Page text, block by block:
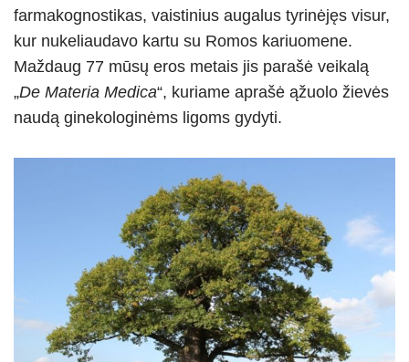
farmakognostikas, vaistinius augalus tyrinėjęs visur,
kur nukeliaudavo kartu su Romos kariuomene.
Maždaug 77 mūsų eros metais jis parašė veikalą
„De Materia Medica“, kuriame aprašė ąžuolo žievės
naudą ginekologinėms ligoms gydyti.